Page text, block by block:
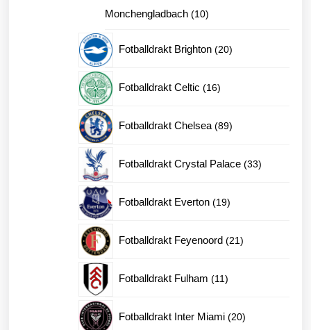
Monchengladbach 1010
Fotballdrakt Brighton 2020
Fotballdrakt Celtic 1616
Fotballdrakt Chelsea 8989
Fotballdrakt Crystal Palace 3333
Fotballdrakt Everton 1919
Fotballdrakt Feyenoord 2121
Fotballdrakt Fulham 1111
Fotballdrakt Inter Miami 2020